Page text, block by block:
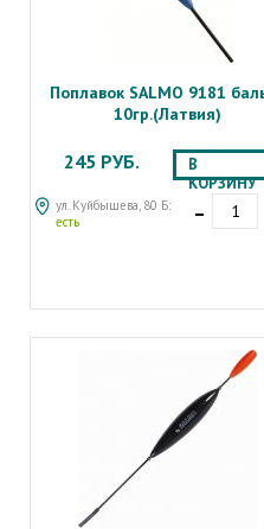
Поплавок SALMO 9181
10гр.(Латвия)
245 РУБ.
ул. Куйбышева, 80 Б:
есть
В
КОРЗИНУ
-